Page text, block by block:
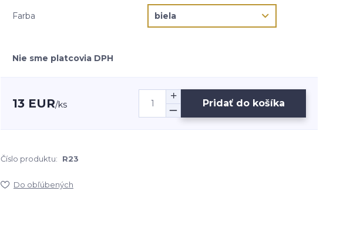
Farba
Nie sme platcovia DPH
13 EUR/ks Pridať do košíka
Číslo produktu: R23
Do obľúbených